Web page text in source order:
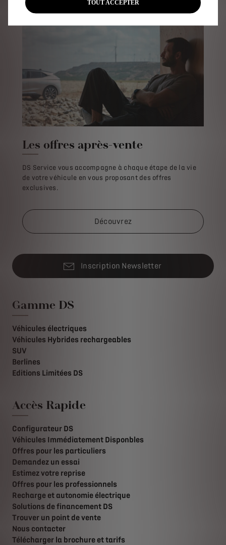
Les offres après-vente
DS Service vous accompagne à chaque étape de la vie
de votre véhicule en vous proposant des offres
exclusives.
Découvrez
Inscription Newsletter
Gamme DS
Véhicules électriques
Véhicules Hybrides rechargeables
SUV
Berlines
Editions Limitées DS
Accès Rapide
Configurateur DS
Véhicules Immédiatement Disponbles
Offres pour les particuliers
Demandez un essai
Estimez votre reprise
Offres pour les professionnels
Recharge et autonomie électrique
Solutions de financement DS
Trouver un point de vente
Nous contacter
Télécharger la brochure et tarifs
TOUT ACCEPTER